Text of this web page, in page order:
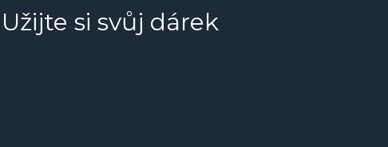
Užijte si svůj dárek